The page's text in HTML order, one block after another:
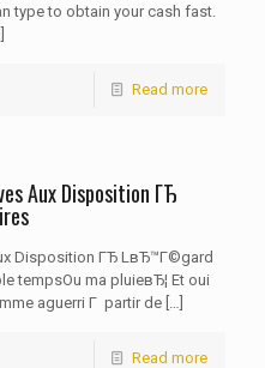
type to obtain your cash fast.
Read more
Aux Disposition ГЂ
Disposition ГЂ LвЂ™Г©gard
tempsOu ma pluieвЂ¦ Et oui
aguerri Г partir de […]
Read more